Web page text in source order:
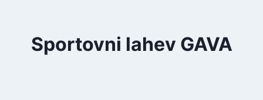
Sportovni lahev GAVA